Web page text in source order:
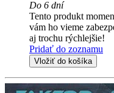
Do 6 dní
Tento produkt
vám ho vieme
aj trochu rýchlejšie!
Pridať do zoznamu
Vložiť do košíka